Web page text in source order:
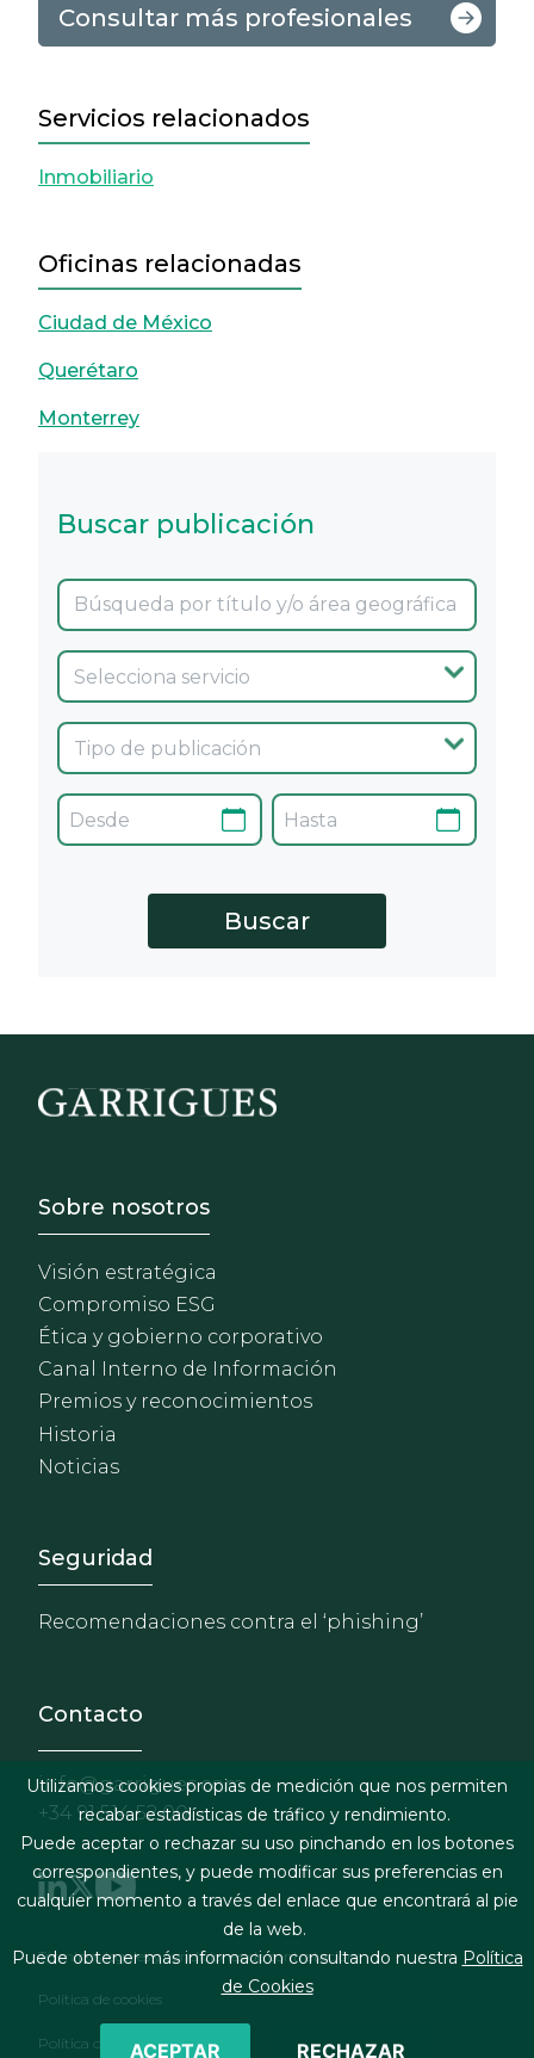
Consultar más profesionales
Servicios relacionados
Inmobiliario
Oficinas relacionadas
Ciudad de México
Querétaro
Monterrey
Buscar publicación
Footer - Sobre Nosotros
Sobre nosotros
Visión estratégica
Compromiso ESG
Ética y gobierno corporativo
Canal Interno de Información
Premios y reconocimientos
Historia
Noticias
Footer - Extranet y
Seguridad
Recomendaciones contra el ‘phishing’
Contacto
info@garrigues.com
+34 91 514 52 00
Footer menu
Términos legales y condiciones de contratación
Política de cookies
Política de privacidad
Utilizamos cookies propias de medición que nos permiten
recabar estadísticas de tráfico y rendimiento.
Puede aceptar o rechazar su uso pinchando en los botones
correspondientes, y puede modificar sus preferencias en
cualquier momento a través del enlace que encontrará al pie
de la web.
Puede obtener más información consultando nuestra Política
de Cookies
ACEPTAR RECHAZAR